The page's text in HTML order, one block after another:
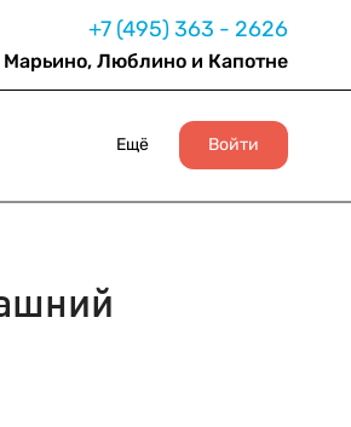
+7 (495) 363 - 2626
Люблино и Капотне
Ещё Войти